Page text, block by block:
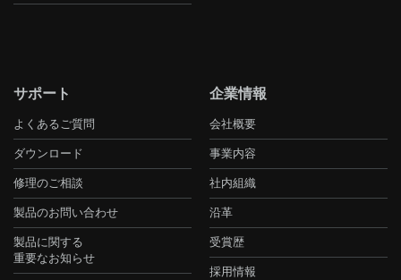
サポート
よくあるご質問
ダウンロード
修理のご相談
製品のお問い合わせ
製品に関する
重要なお知らせ
企業情報
会社概要
事業内容
社内組織
沿革
受賞歴
採用情報